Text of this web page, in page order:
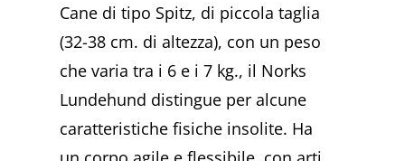
Cane di tipo Spitz, di piccola taglia
(32-38 cm. di altezza), con un peso
che varia tra i 6 e i 7 kg., il Norks
Lundehund distingue per alcune
caratteristiche fisiche insolite. Ha